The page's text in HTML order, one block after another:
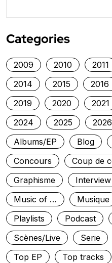
Categories
2009 2010 2011
2014
2015 2016
2019
2020 2021
2024
2025 2026
Albums/EP
Blog
Concours
Coup de
Graphisme
Interview
Music of …
Musique
Playlists
Podcast
Scènes/Live
Serie
Top EP
Top tracks